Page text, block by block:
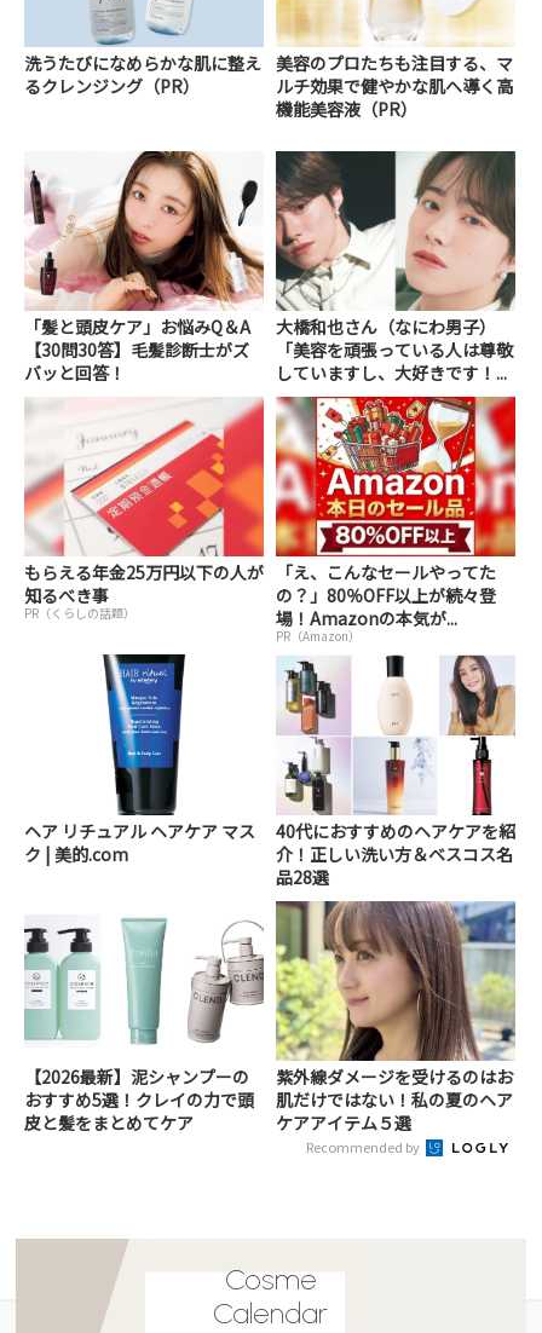
洗うたびになめらかな肌に整え
るクレンジング（PR）
美容のプロたちも注目する、マ
ルチ効果で健やかな肌へ導く高
機能美容液（PR）
「髪と頭皮ケア」お悩みQ＆A
【30問30答】毛髪診断士がズ
バッと回答！
大橋和也さん（なにわ男子）
「美容を頑張っている人は尊敬
していますし、大好きです！...
もらえる年金25万円以下の人が
知るべき事
PR（くらしの話題）
「え、こんなセールやってた
の？」80％OFF以上が続々登
場！Amazonの本気が...
PR（Amazon）
ヘア リチュアル ヘアケア マス
ク | 美的.com
40代におすすめのヘアケアを紹
介！正しい洗い方＆ベスコス名
品28選
【2026最新】泥シャンプーの
おすすめ5選！クレイの力で頭
皮と髪をまとめてケア
紫外線ダメージを受けるのはお
肌だけではない！私の夏のヘア
ケアアイテム５選
Recommended by
Cosme
Calendar